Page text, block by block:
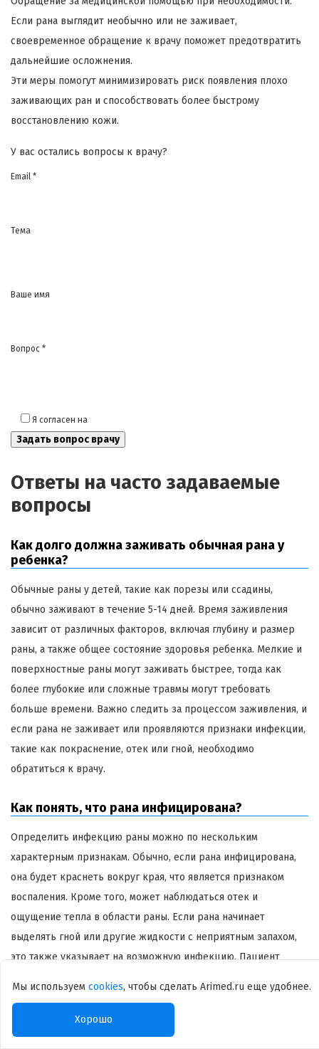
Если рана выглядит необычно или не заживает,
своевременное обращение к врачу поможет предотвратить
дальнейшие осложнения.
Эти меры помогут минимизировать риск появления плохо
заживающих ран и способствовать более быстрому
восстановлению кожи.
У вас остались вопросы к врачу?
Email *
Тема
Ваше имя
Вопрос *
Я согласен на
Ответы на часто задаваемые
вопросы
Как долго должна заживать обычная рана у
ребенка?
Обычные раны у детей, такие как порезы или ссадины,
обычно заживают в течение 5-14 дней. Время заживления
зависит от различных факторов, включая глубину и размер
раны, а также общее состояние здоровья ребенка. Мелкие и
поверхностные раны могут заживать быстрее, тогда как
более глубокие или сложные травмы могут требовать
больше времени. Важно следить за процессом заживления, и
если рана не заживает или проявляются признаки инфекции,
такие как покраснение, отек или гной, необходимо
обратиться к врачу.
Как понять, что рана инфицирована?
Определить инфекцию раны можно по нескольким
характерным признакам. Обычно, если рана инфицирована,
она будет краснеть вокруг края, что является признаком
воспаления. Кроме того, может наблюдаться отек и
ощущение тепла в области раны. Если рана начинает
выделять гной или другие жидкости с неприятным запахом,
это также указывает на возможную инфекцию. Пациент
Повышение температуры тела и общее недомогание также
Мы используем cookies, чтобы сделать Arimed.ru еще удобнее.
Хорошо